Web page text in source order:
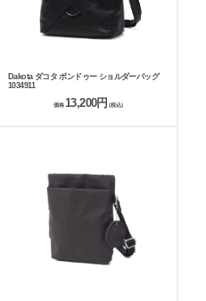
Dakota ダコタ ボンドゥー ショルダーバッグ
1034911
価格13,200円 (税込)